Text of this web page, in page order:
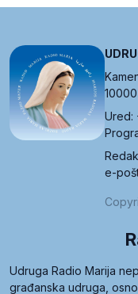
Ured:
e-
Udruga Radio Marija
građanska udruga,